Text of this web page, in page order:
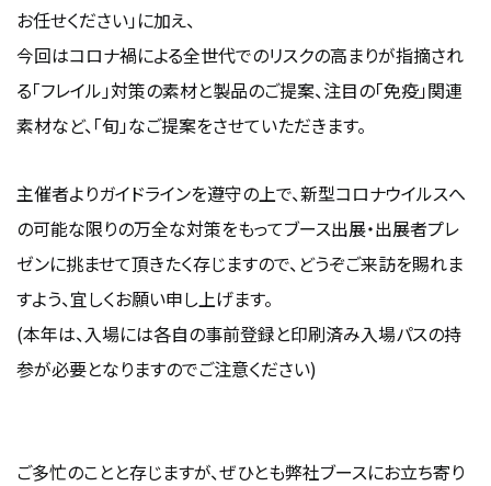
お任せください」に加え、
今回はコロナ禍による全世代でのリスクの高まりが指摘され
る「フレイル」対策の素材と製品のご提案、注目の「免疫」関連
素材など、「旬」なご提案をさせていただきます。
主催者よりガイドラインを遵守の上で、新型コロナウイルスへ
の可能な限りの万全な対策をもってブース出展・出展者プレ
ゼンに挑ませて頂きたく存じますので、どうぞご来訪を賜れま
すよう、宜しくお願い申し上げます。
(本年は、入場には各自の事前登録と印刷済み入場パスの持
参が必要となりますのでご注意ください)
ご多忙のことと存じますが、ぜひとも弊社ブースにお立ち寄り